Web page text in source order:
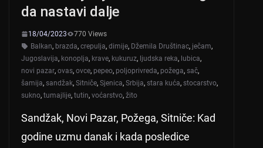
da nastavi dalje
18/04/2023
770 Views
Balkan, brazda, crepulja, dimije, Džemila Društinac, ječam,
Jugoslavija, konoplja, krave, kukuruz, ljudska reka, lubica,
novi pazar, ovas, ovce, pepeo, poljoprivreda, požega, sač,
šamija, sandžak, Sitniče, Sjenica, Srbija, stara kuća, stocarstvo,
sukno, tumajlije, tutin, voćarstvo, žito
Sandžak, Novi Pazar, Požega, Sitniče: Kad
godine uzmu danak i kada posledice